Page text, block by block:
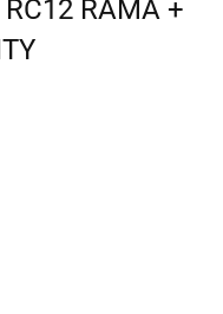
RAMA +